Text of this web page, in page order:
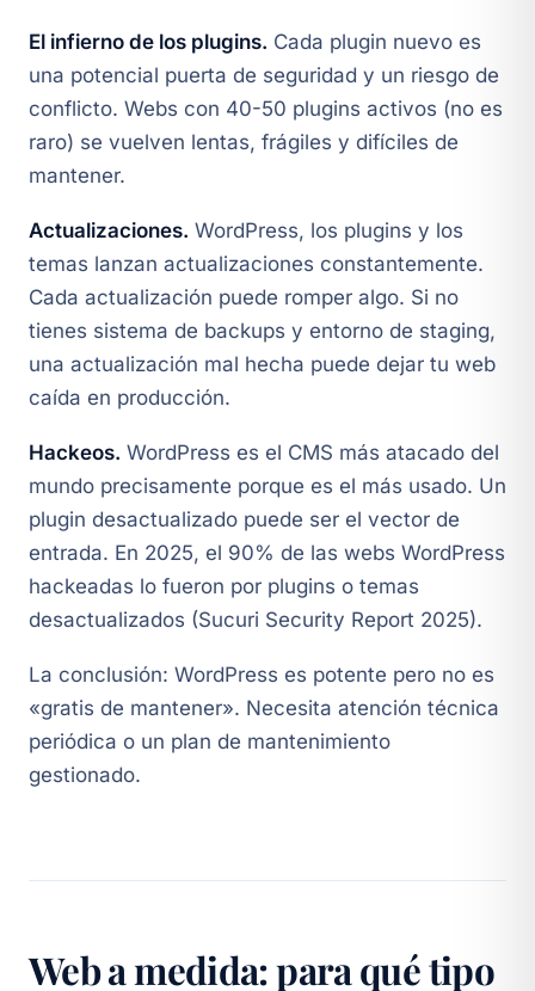
El infierno de los plugins. Cada plugin nuevo es
una potencial puerta de seguridad y un riesgo de
conflicto. Webs con 40-50 plugins activos (no es
raro) se vuelven lentas, frágiles y difíciles de
mantener.
Actualizaciones. WordPress, los plugins y los
temas lanzan actualizaciones constantemente.
Cada actualización puede romper algo. Si no
tienes sistema de backups y entorno de staging,
una actualización mal hecha puede dejar tu web
caída en producción.
Hackeos. WordPress es el CMS más atacado del
mundo precisamente porque es el más usado. Un
plugin desactualizado puede ser el vector de
entrada. En 2025, el 90% de las webs WordPress
hackeadas lo fueron por plugins o temas
desactualizados (Sucuri Security Report 2025).
La conclusión: WordPress es potente pero no es
«gratis de mantener». Necesita atención técnica
periódica o un plan de mantenimiento
gestionado.
Web a medida: para qué tipo